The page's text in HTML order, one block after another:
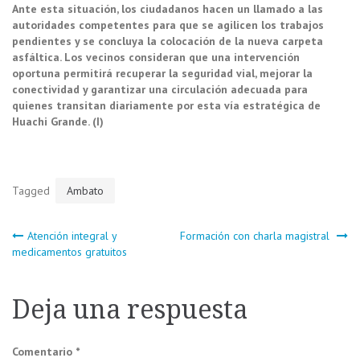
Ante esta situación, los ciudadanos hacen un llamado a las
autoridades competentes para que se agilicen los trabajos
pendientes y se concluya la colocación de la nueva carpeta
asfáltica. Los vecinos consideran que una intervención
oportuna permitirá recuperar la seguridad vial, mejorar la
conectividad y garantizar una circulación adecuada para
quienes transitan diariamente por esta vía estratégica de
Huachi Grande. (I)
Tagged Ambato
Navegación
entradas
Atención integral y
medicamentos gratuitos
Formación con charla magistral
Deja una respuesta
Comentario *